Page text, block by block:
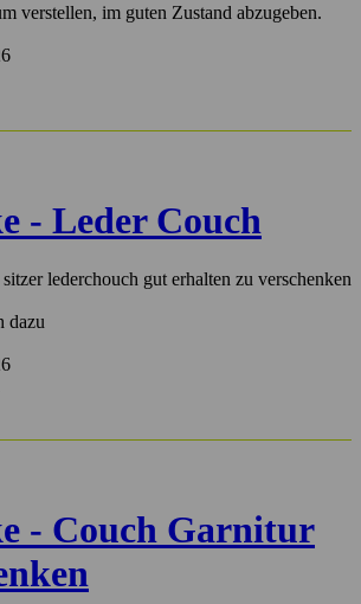
verstellen, im guten Zustand abzugeben.
- Leder Couch
lederchouch gut erhalten zu verschenken
dazu
- Couch Garnitur